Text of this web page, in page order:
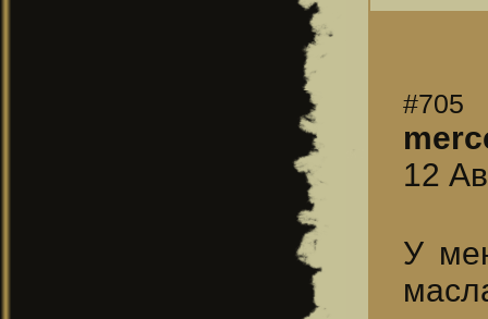
#705
12
У